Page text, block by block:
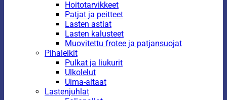
Hoitotarvikkeet
Patjat ja peitteet
Lasten astiat
Lasten kalusteet
Muovitettu frotee ja patjansuojat
Pihaleikit
Pulkat ja liukurit
Ulkolelut
Uima-altaat
Lastenjuhlat